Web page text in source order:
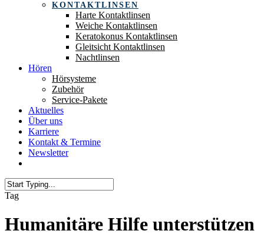
KONTAKTLINSEN
Harte Kontaktlinsen
Weiche Kontaktlinsen
Keratokonus Kontaktlinsen
Gleitsicht Kontaktlinsen
Nachtlinsen
Hören
Hörsysteme
Zubehör
Service-Pakete
Aktuelles
Über uns
Karriere
Kontakt & Termine
Newsletter
Tag
Humanitäre Hilfe unterstützen